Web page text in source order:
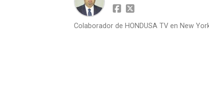
Colaborador de HONDUSA TV en New